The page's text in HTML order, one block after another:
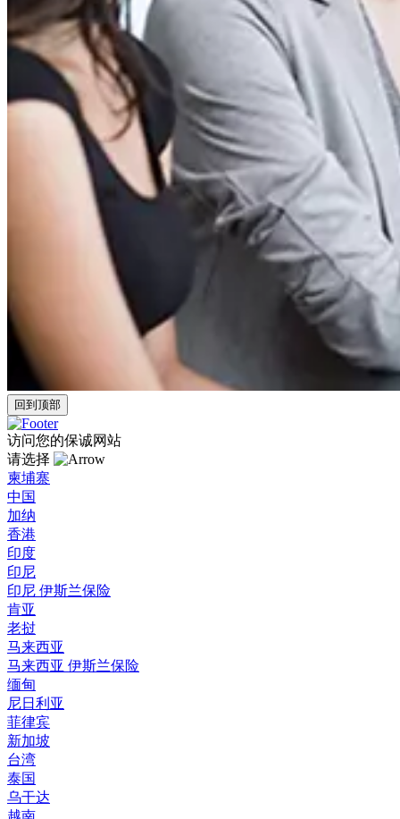
回到顶部
访问您的保诚网站
请选择
柬埔寨
中国
加纳
香港
印度
印尼
印尼 伊斯兰保险
肯亚
老挝
马来西亚
马来西亚 伊斯兰保险
缅甸
尼日利亚
菲律宾
新加坡
台湾
泰国
乌干达
越南